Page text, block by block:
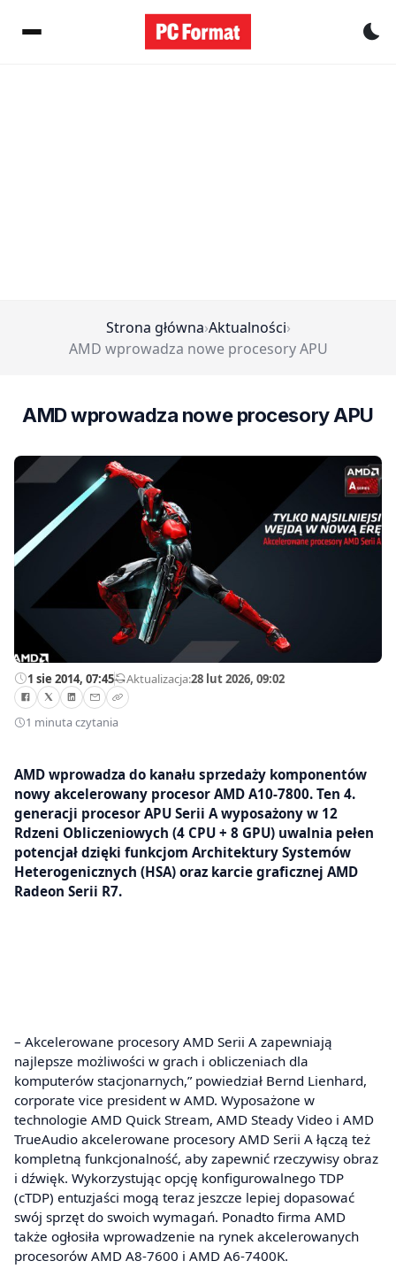
Strona główna›Aktualności›
AMD wprowadza nowe procesory APU
AMD wprowadza nowe procesory APU
1 sie 2014, 07:45—Aktualizacja:28 lut 2026, 09:02
1 minuta czytania
AMD wprowadza do kanału sprzedaży komponentów
nowy akcelerowany procesor AMD A10-7800. Ten 4.
generacji procesor APU Serii A wyposażony w 12
Rdzeni Obliczeniowych (4 CPU + 8 GPU) uwalnia pełen
potencjał dzięki funkcjom Architektury Systemów
Heterogenicznych (HSA) oraz karcie graficznej AMD
Radeon Serii R7.
– Akcelerowane procesory AMD Serii A zapewniają
najlepsze możliwości w grach i obliczeniach dla
komputerów stacjonarnych,” powiedział Bernd Lienhard,
corporate vice president w AMD. Wyposażone w
technologie AMD Quick Stream, AMD Steady Video i AMD
TrueAudio akcelerowane procesory AMD Serii A łączą też
kompletną funkcjonalność, aby zapewnić rzeczywisy obraz
i dźwięk. Wykorzystując opcję konfigurowalnego TDP
(cTDP) entuzjaści mogą teraz jeszcze lepiej dopasować
swój sprzęt do swoich wymagań. Ponadto firma AMD
także ogłosiła wprowadzenie na rynek akcelerowanych
procesorów AMD A8-7600 i AMD A6-7400K.